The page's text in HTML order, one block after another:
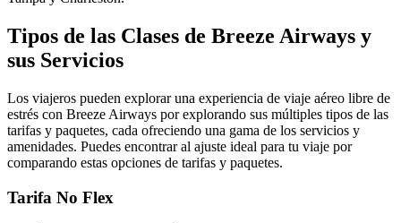
Tipos de las Clases de Breeze Airways y
sus Servicios
Los viajeros pueden explorar una experiencia de viaje aéreo libre de
estrés con Breeze Airways por explorando sus múltiples tipos de las
tarifas y paquetes, cada ofreciendo una gama de los servicios y
amenidades. Puedes encontrar al ajuste ideal para tu viaje por
comparando estas opciones de tarifas y paquetes.
Tarifa No Flex